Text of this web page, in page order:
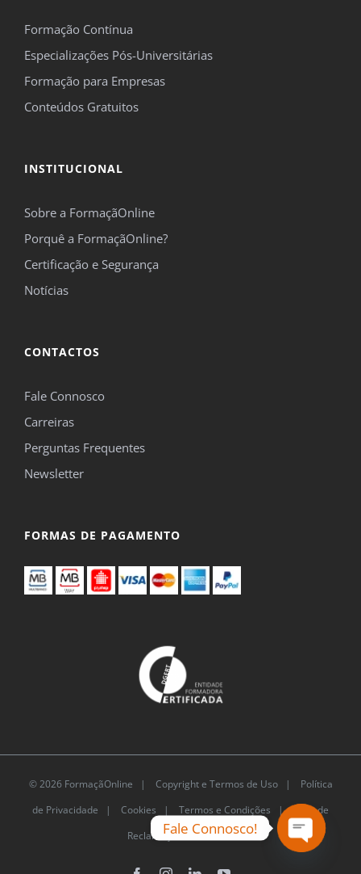
Formação Contínua
Especializações Pós-Universitárias
Formação para Empresas
Conteúdos Gratuitos
INSTITUCIONAL
Sobre a FormaçãOnline
Porquê a FormaçãOnline?
Certificação e Segurança
Notícias
CONTACTOS
Fale Connosco
Carreiras
Perguntas Frequentes
Newsletter
FORMAS DE PAGAMENTO
© 2026 FormaçãOnline | Copyright e Termos de Uso|
Política
de Privacidade | Cookies | Termos e Condições |Livro de
Reclamações Eletrónico
Fale Connosco!